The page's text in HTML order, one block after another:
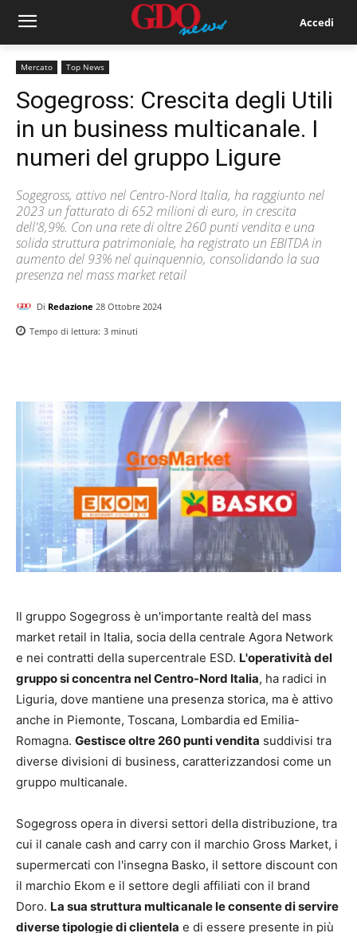
Accedi
Mercato Top News
Sogegross: Crescita degli Utili
in un business multicanale. I
numeri del gruppo Ligure
Sogegross, attivo nel Centro-Nord Italia, ha raggiunto nel
2023 un fatturato di 652 milioni di euro, in crescita
dell'8,9%. Con una rete di oltre 260 punti vendita e una
solida struttura patrimoniale, ha registrato un EBITDA in
aumento del 93% nel quinquennio, consolidando la sua
presenza nel mass market retail
Di Redazione 28 Ottobre 2024
Tempo di lettura: 3 minuti
Il gruppo Sogegross è un'importante realtà del mass
market retail in Italia, socia della centrale Agora Network
e nei contratti della supercentrale ESD. L'operatività del
gruppo si concentra nel Centro-Nord Italia, ha radici in
Liguria, dove mantiene una presenza storica, ma è attivo
anche in Piemonte, Toscana, Lombardia ed Emilia-
Romagna. Gestisce oltre 260 punti vendita suddivisi tra
diverse divisioni di business, caratterizzandosi come un
gruppo multicanale.
Sogegross opera in diversi settori della distribuzione, tra
cui il canale cash and carry con il marchio Gross Market, i
supermercati con l'insegna Basko, il settore discount con
il marchio Ekom e il settore degli affiliati con il brand
Doro. La sua struttura multicanale le consente di servire
diverse tipologie di clientela e di essere presente in più